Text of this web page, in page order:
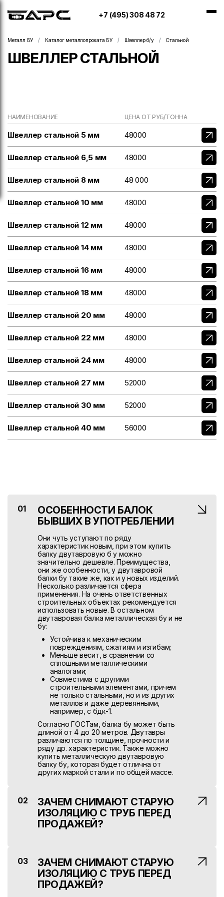
+7 (495) 308 48 72
Металл БУ Каталог металлопроката БУ Швеллер б/у Стальной
ШВЕЛЛЕР СТАЛЬНОЙ
НАИМЕНОВАНИЕ ЦЕНА ОТ РУБ/ТОННА
Швеллер стальной 5 мм 48000
Швеллер стальной 6,5 мм 48000
Швеллер стальной 8 мм 48 000
Швеллер стальной 10 мм 48000
Швеллер стальной 12 мм 48000
Швеллер стальной 14 мм 48000
Швеллер стальной 16 мм 48000
Швеллер стальной 18 мм 48000
Швеллер стальной 20 мм 48000
Швеллер стальной 22 мм 48000
Швеллер стальной 24 мм 48000
Швеллер стальной 27 мм 52000
Швеллер стальной 30 мм 52000
Швеллер стальной 40 мм 56000
01
ОСОБЕННОСТИ БАЛОК
БЫВШИХ В УПОТРЕБЛЕНИИ
Они чуть уступают по ряду
характеристик новым, при этом купить
балку двутавровую б у можно
значительно дешевле. Преимущества,
они же особенности, у двутавровой
балки бу такие же, как и у новых изделий.
Несколько различается сфера
применения. На очень ответственных
строительных объектах рекомендуется
использовать новые. В остальном
двутавровая балка металлическая бу и не
бу:
Устойчива к механическим
повреждениям, сжатиям и изгибам;
Меньше весит, в сравнении со
сплошными металлическими
аналогами;
Совместима с другими
строительными элементами, причем
не только стальными, но и из других
металлов и даже деревянными,
например, с бдк-1.
Согласно ГОСТам, балка бу может быть
длиной от 4 до 20 метров. Двутавры
различаются по толщине, прочности и
ряду др. характеристик. Также можно
купить металлическую двутавровую
балку бу, которая будет отлична от
других маркой стали и по общей массе.
том, чтобы купить двутавровую балку бу
в больших количествах, он указывается в
тоннах.
02
ЗАЧЕМ СНИМАЮТ СТАРУЮ
ИЗОЛЯЦИЮ С ТРУБ ПЕРЕД
ПРОДАЖЕЙ?
защитить от коррозии, теплопотерь и так
далее.
Если использовать такие трубы снова, то
изоляционное покрытие будет мешать
03
ЗАЧЕМ СНИМАЮТ СТАРУЮ
ИЗОЛЯЦИЮ С ТРУБ ПЕРЕД
ПРОДАЖЕЙ?